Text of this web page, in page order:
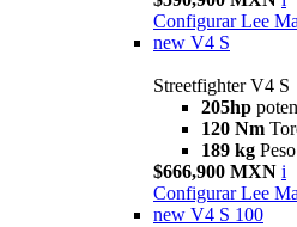
Configurar Lee
new V4 S
Streetfighter V4 S
205hp
120 Nm
189 kg
$666,900 MXN i
Configurar Lee
new V4 S 100